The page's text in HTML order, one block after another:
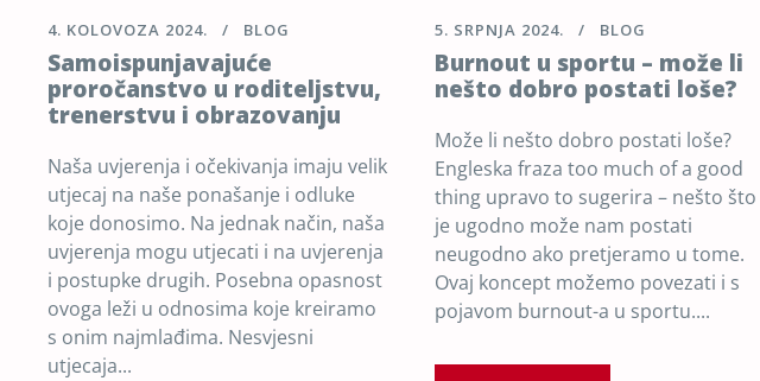
4. KOLOVOZA 2024. BLOG
Samoispunjavajuće
proročanstvo u roditeljstvu,
trenerstvu i obrazovanju
Naša uvjerenja i očekivanja imaju velik
utjecaj na naše ponašanje i odluke
koje donosimo. Na jednak način, naša
uvjerenja mogu utjecati i na uvjerenja
i postupke drugih. Posebna opasnost
ovoga leži u odnosima koje kreiramo
s onim najmlađima. Nesvjesni
utjecaja...
5. SRPNJA 2024. BLOG
Burnout u sportu – može li
nešto dobro postati loše?
Može li nešto dobro postati loše?
Engleska fraza too much of a good
thing upravo to sugerira – nešto što
je ugodno može nam postati
neugodno ako pretjeramo u tome.
Ovaj koncept možemo povezati i s
pojavom burnout-a u sportu....